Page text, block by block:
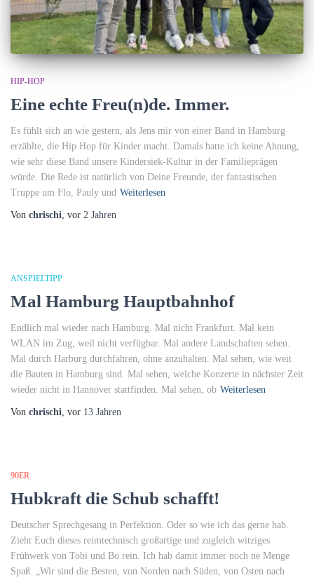
HIP-HOP
Eine echte Freu(n)de. Immer.
Es fühlt sich an wie gestern, als Jens mir von einer Band in Hamburg
erzählte, die Hip Hop für Kinder macht. Damals hatte ich keine Ahnung,
wie sehr diese Band unsere Kindersiek-Kultur in der Familieprägen
würde. Die Rede ist natürlich von Deine Freunde, der fantastischen
Truppe um Flo, Pauly und Weiterlesen
Von chrischi , vor 2 Jahren
ANSPIELTIPP
Mal Hamburg Hauptbahnhof
Endlich mal wieder nach Hamburg. Mal nicht Frankfurt. Mal kein
WLAN im Zug, weil nicht verfügbar. Mal andere Landschaften sehen.
Mal durch Harburg durchfahren, ohne anzuhalten. Mal sehen, wie weit
die Bauten in Hamburg sind. Mal sehen, welche Konzerte in nächster Zeit
wieder nicht in Hannover stattfinden. Mal sehen, ob Weiterlesen
Von chrischi , vor 13 Jahren
90ER
Hubkraft die Schub schafft!
Deutscher Sprechgesang in Perfektion. Oder so wie ich das gerne hab.
Zieht Euch dieses reimtechnisch großartige und zugleich witziges
Frühwerk von Tobi und Bo rein. Ich hab damit immer noch ne Menge
Spaß. „Wir sind die Besten, von Norden nach Süden, von Osten nach